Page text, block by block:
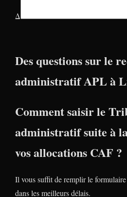
Δ
Des questions sur le
administratif APL à
Comment saisir le
administratif suite à
vos allocations CAF ?
Il vous suffit de remplir le
dans les meilleurs délais.